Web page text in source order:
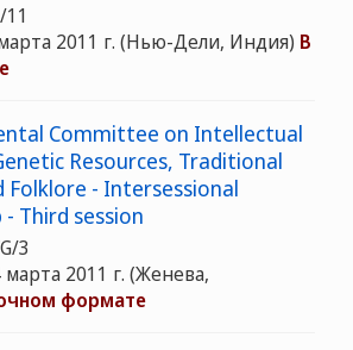
11
2011 г. (Нью-Дели, Индия) В
Committee on Intellectual
Resources, Traditional
Folklore - Intersessional
Third session
3
2011 г. (Женева,
формате